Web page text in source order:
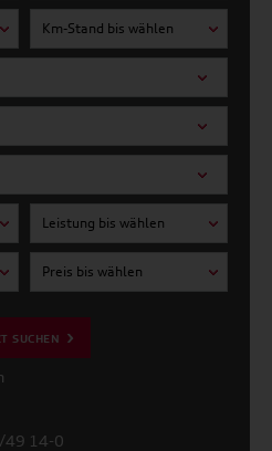
Km-Stand bis wählen
Leistung bis wählen
Preis bis wählen
SUCHEN
49 14-0